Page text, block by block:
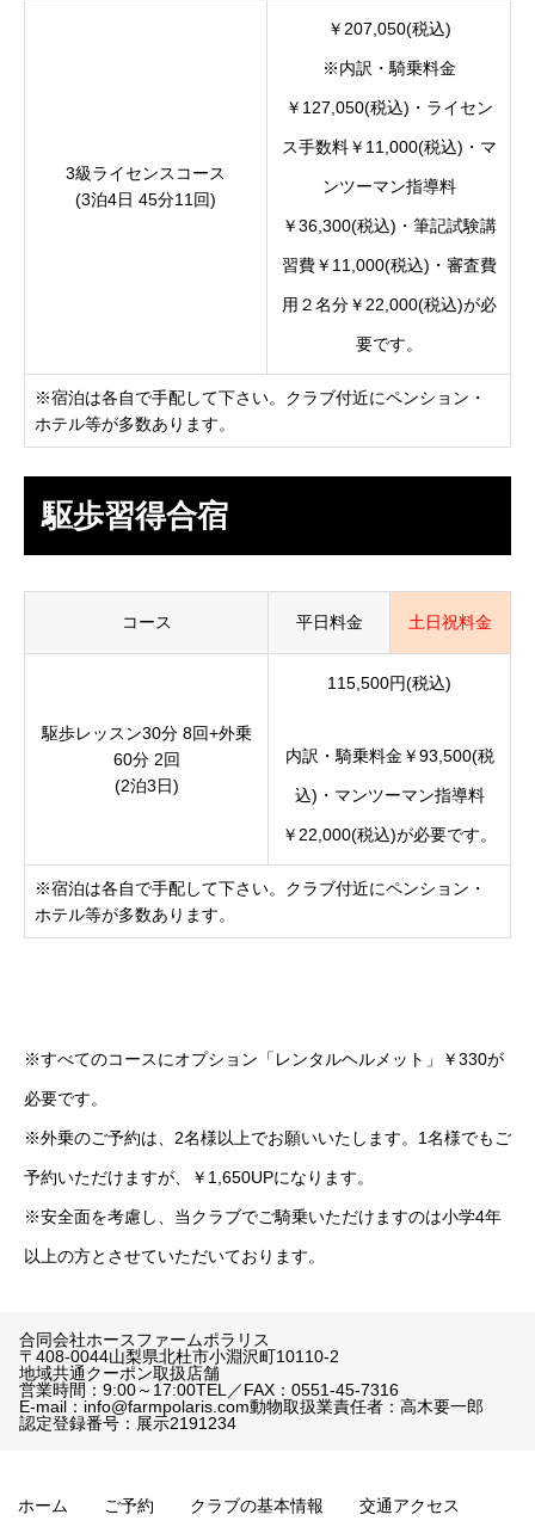
3級ライセンスコース
(3泊4日 45分11回)
￥207,050(税込)
※内訳・騎乗料金
￥127,050(税込)・ライセン
ス手数料￥11,000(税込)・マ
ンツーマン指導料
￥36,300(税込)・筆記試験講
習費￥11,000(税込)・審査費
用２名分￥22,000(税込)が必
要です。
※宿泊は各自で手配して下さい。クラブ付近にペンション・
ホテル等が多数あります。
駆歩習得合宿
コース 平日料金 土日祝料金
駆歩レッスン30分 8回+外乗
60分 2回
(2泊3日)
115,500円(税込)
内訳・騎乗料金￥93,500(税
込)・マンツーマン指導料
￥22,000(税込)が必要です。
※宿泊は各自で手配して下さい。クラブ付近にペンション・
ホテル等が多数あります。
※すべてのコースにオプション「レンタルヘルメット」￥330が
必要です。
※外乗のご予約は、2名様以上でお願いいたします。1名様でもご
予約いただけますが、￥1,650UPになります。
※安全面を考慮し、当クラブでご騎乗いただけますのは小学4年
以上の方とさせていただいております。
合同会社ホースファームポラリス
〒408-0044山梨県北杜市小淵沢町10110-2
地域共通クーポン取扱店舗
営業時間：9:00～17:00TEL／FAX：0551-45-7316
E-mail：info@farmpolaris.com動物取扱業責任者：高木要一郎
認定登録番号：展示2191234
ホーム ご予約 クラブの基本情報 交通アクセス